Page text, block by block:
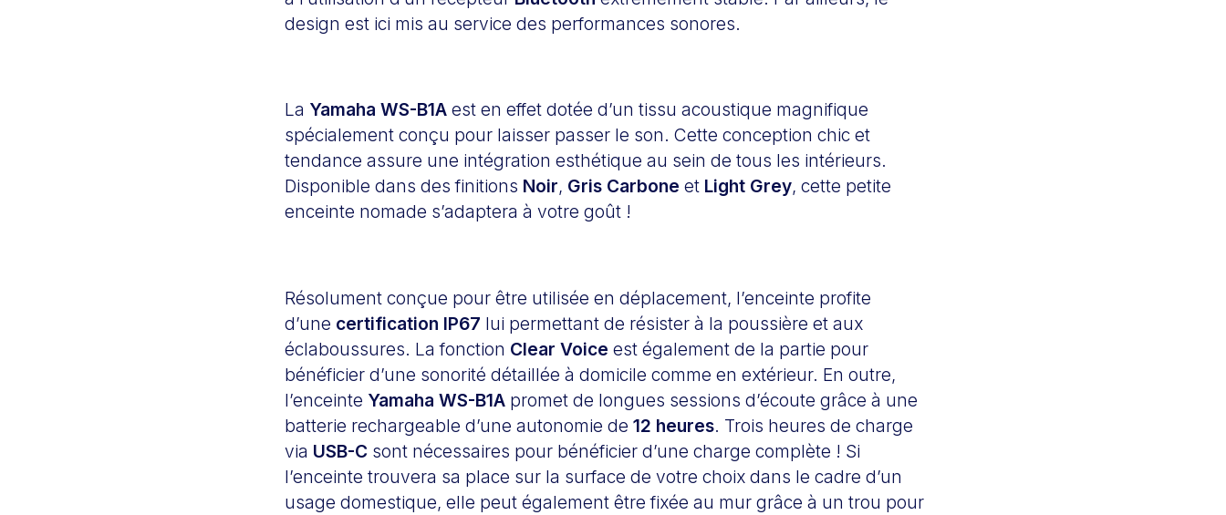
design est ici mis au service des performances sonores.
La Yamaha WS-B1A est en effet dotée d’un tissu acoustique magnifique
spécialement conçu pour laisser passer le son. Cette conception chic et
tendance assure une intégration esthétique au sein de tous les intérieurs.
Disponible dans des finitions Noir, Gris Carbone et Light Grey, cette petite
enceinte nomade s’adaptera à votre goût !
Résolument conçue pour être utilisée en déplacement, l’enceinte profite
d’une certification IP67 lui permettant de résister à la poussière et aux
éclaboussures. La fonction Clear Voice est également de la partie pour
bénéficier d’une sonorité détaillée à domicile comme en extérieur. En outre,
l’enceinte Yamaha WS-B1A promet de longues sessions d’écoute grâce à une
batterie rechargeable d’une autonomie de 12 heures. Trois heures de charge
via USB-C sont nécessaires pour bénéficier d’une charge complète ! Si
l’enceinte trouvera sa place sur la surface de votre choix dans le cadre d’un
usage domestique, elle peut également être fixée au mur grâce à un trou pour